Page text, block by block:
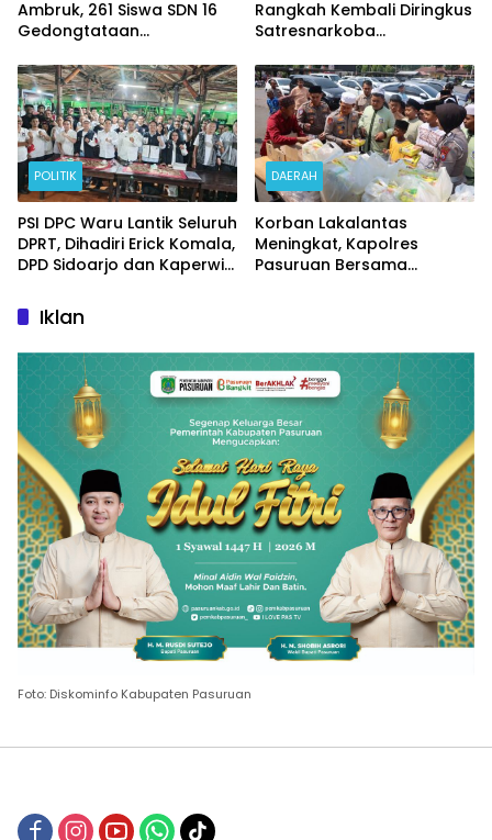
Ambruk, 261 Siswa SDN 16
Gedongtataan
Demi Belajar
Rangkah Kembali Diringkus
Satresnarkoba
POLITIK
PSI DPC Waru Lantik Seluruh
DPRT, Dihadiri Erick Komala,
DPD Sidoarjo dan Kaperwil
DAERAH
Korban Lakalantas
Meningkat, Kapolres
Pasuruan Bersama
Iklan
Foto: Diskominfo Kabupaten Pasuruan